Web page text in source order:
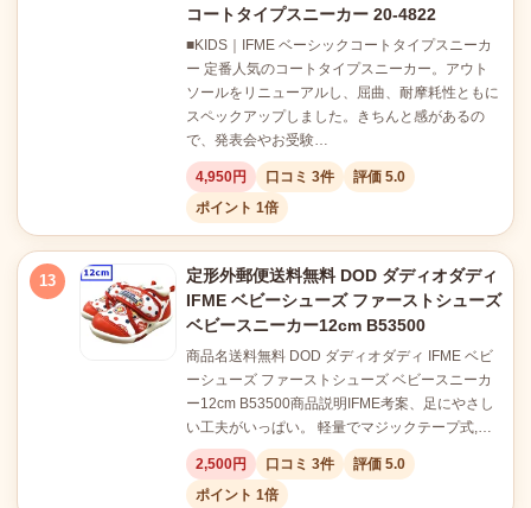
コートタイプスニーカー 20-4822
■KIDS｜IFME ベーシックコートタイプスニーカ
ー 定番人気のコートタイプスニーカー。アウト
ソールをリニューアルし、屈曲、耐摩耗性ともに
スペックアップしました。きちんと感があるの
で、発表会やお受験…
4,950円 口コミ 3件
評価 5.0
ポイント 1倍
13
定形外郵便送料無料 DOD ダディオダディ
IFME ベビーシューズ ファーストシューズ
ベビースニーカー12cm B53500
商品名送料無料 DOD ダディオダディ IFME ベビ
ーシューズ ファーストシューズ ベビースニーカ
ー12cm B53500商品説明IFME考案、足にやさし
い工夫がいっぱい。 軽量でマジックテープ式,…
2,500円 口コミ 3件
評価 5.0
ポイント 1倍